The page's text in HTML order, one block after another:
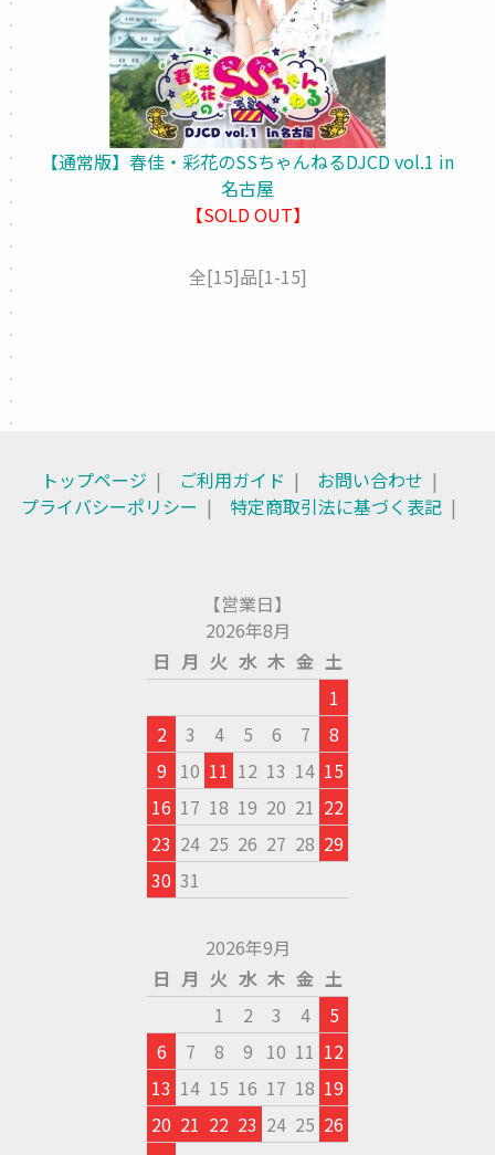
【通常版】春佳・彩花のSSちゃんねるDJCD vol.1 in
名古屋
【SOLD OUT】
全[15]品[1-15]
トップページ ご利用ガイド
お問い合わせ
プライバシーポリシー
特定商取引法に基づく表記
【営業日】
2026年8月
日 月 火 水 木 金 土
1
2
3 4 5 6 7
8
9 10 11 12 13 14 15
16 17 18 19 20 21 22
23 24 25 26 27 28 29
30 31
2026年9月
日 月 火 水 木 金 土
1
2 3 4
5
6
7 8 9 10 11 12
13 14 15 16 17 18 19
20 21 22 23 24 25 26